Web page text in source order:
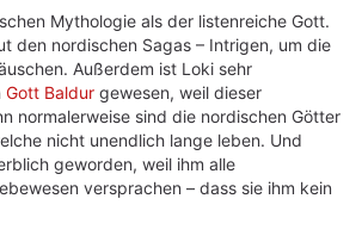
Mythologie als der listenreiche Gott.
den nordischen Sagas – Intrigen, um die
Außerdem ist Loki sehr
Gott Baldur gewesen, weil dieser
normalerweise sind die nordischen Götter
nicht unendlich lange leben. Und
geworden, weil ihm alle
versprachen – dass sie ihm kein